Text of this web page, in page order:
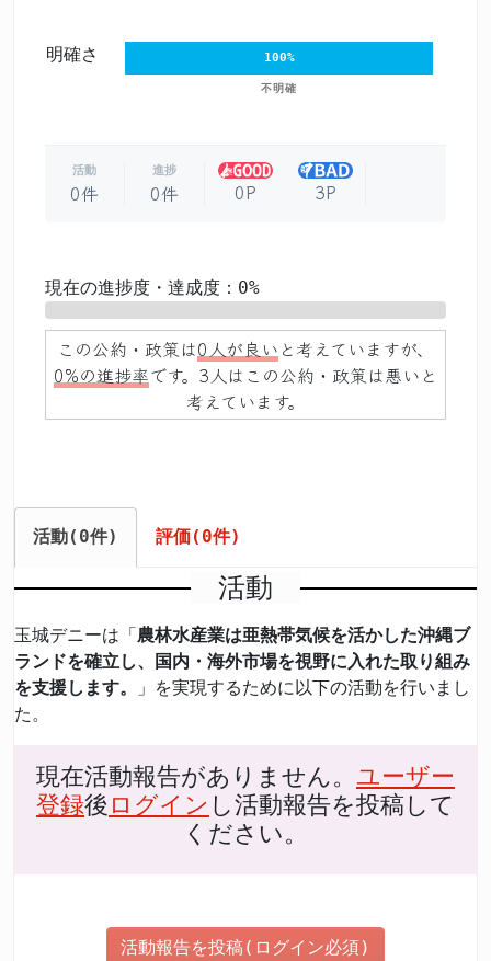
明確さ 100%
不明確
活動
0件
進捗
0件 0P 3P
現在の進捗度・達成度：0%
この公約・政策は0人が良い と考えていますが、
0%の進捗率です。3人はこの公約・政策は悪いと
考えています。
活動(0件) 評価(0件)
活動
玉城デニーは「農林水産業は亜熱帯気候を活かした沖縄ブ
ランドを確立し、国内・海外市場を視野に入れた取り組み
を支援します。
」を実現するために以下の活動を行いまし
た。
現在活動報告がありません。 ユーザー
登録後 ログイン し活動報告を投稿して
ください。
活動報告を投稿(ログイン必須)